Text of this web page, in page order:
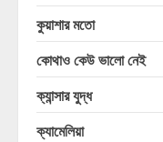
কুয়াশার মতো
কোথাও কেউ ভালো নেই
ক্যান্সার যুদ্ধ
ক্যামেলিয়া